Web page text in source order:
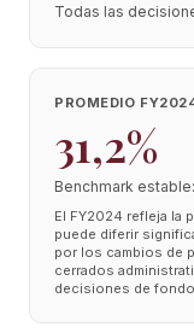
Todas las
PROMEDIO
31,2%
Benchmark
El FY2024 refleja la
puede diferir
por los cambios de
cerrados
decisiones de